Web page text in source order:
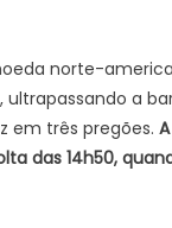
norte-
ultrapassando a
em três pregões.
das 14h50,